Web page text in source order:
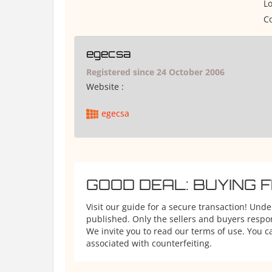
egecsa
Registered since 24 October 2006
Website :
egecsa
GOOD DEAL: BUYING
Visit our guide for a secure transaction!
published. Only the sellers and buyers
We invite you to read our terms of use. You
associated with counterfeiting.